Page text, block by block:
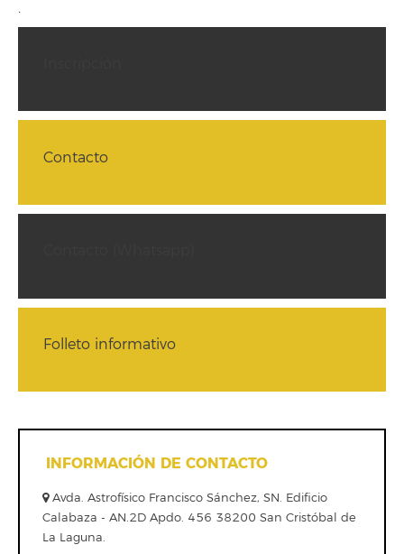
.
Contacto
Folleto informativo
INFORMACIÓN DE CONTACTO
Avda. Astrofísico Francisco Sánchez, SN. Edificio
Calabaza - AN.2D Apdo. 456 38200 San Cristóbal de
La Laguna.